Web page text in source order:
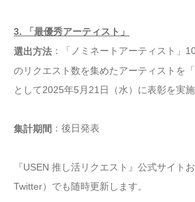
3. 「最優秀アーティスト」
選出方法 ：「ノミネートアーティスト」
のリクエスト数を集めたアーティストを
として2025年5月21日（水）に表彰を実施
集計期間 ：後日発表
『USEN 推し活リクエスト』公式サイト
Twitter）でも随時更新します。